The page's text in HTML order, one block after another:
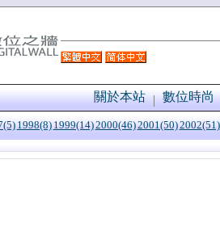
關於本站 數位時尚
1998(8) 1999(14)2000(46)2001(50)2002(51)